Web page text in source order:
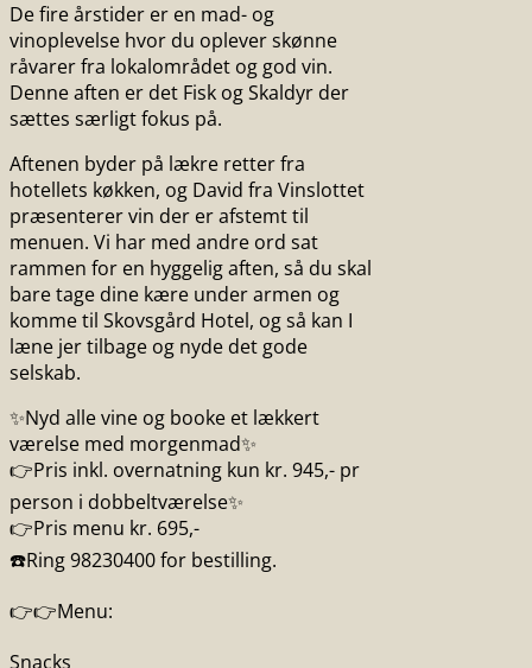
De fire årstider er en mad- og
vinoplevelse hvor du oplever skønne
råvarer fra lokalområdet og god vin.
Denne aften er det Fisk og Skaldyr der
sættes særligt fokus på.
Aftenen byder på lækre retter fra
hotellets køkken, og David fra Vinslottet
præsenterer vin der er afstemt til
menuen. Vi har med andre ord sat
rammen for en hyggelig aften, så du skal
bare tage dine kære under armen og
komme til Skovsgård Hotel, og så kan I
læne jer tilbage og nyde det gode
selskab.
✨Nyd alle vine og booke et lækkert
værelse med morgenmad✨
👉Pris inkl. overnatning kun kr. 945,- pr
person i dobbeltværelse✨
👉Pris menu kr. 695,-
☎️Ring 98230400 for bestilling.
👉👉Menu:
Snacks